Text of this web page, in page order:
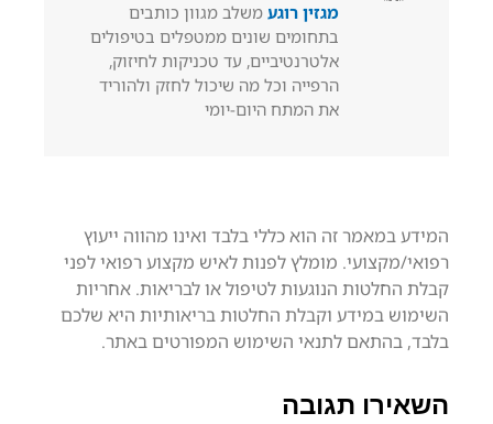
מגזין רוגע משלב מגוון כותבים
בתחומים שונים ממטפלים בטיפולים
אלטרנטיביים, עד טכניקות לחיזוק,
הרפייה וכל מה שיכול לחזק ולהוריד
את המתח היום-יומי
המידע במאמר זה הוא כללי בלבד ואינו מהווה ייעוץ
רפואי/מקצועי. מומלץ לפנות לאיש מקצוע רפואי לפני
קבלת החלטות הנוגעות לטיפול או לבריאות. אחריות
השימוש במידע וקבלת החלטות בריאותיות היא שלכם
בלבד, בהתאם לתנאי השימוש המפורטים באתר.
השאירו תגובה